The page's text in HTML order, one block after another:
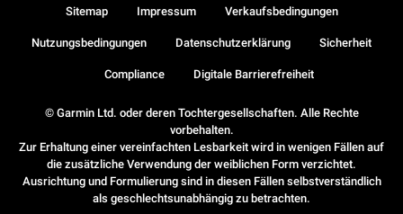
© Garmin Ltd. oder deren Tochtergesellschaften. Alle Rechte
vorbehalten.
Zur Erhaltung einer vereinfachten Lesbarkeit wird in wenigen Fällen auf
die zusätzliche Verwendung der weiblichen Form verzichtet.
Ausrichtung und Formulierung sind in diesen Fällen selbstverständlich
als geschlechtsunabhängig zu betrachten.
Sitemap Impressum Verkaufsbedingungen
Nutzungsbedingungen Datenschutzerklärung Sicherheit
Compliance Digitale Barrierefreiheit